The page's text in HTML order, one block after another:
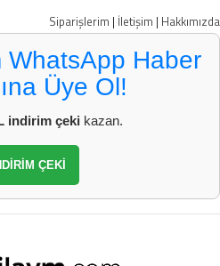
Siparişlerim | İletişim | Hakkımızda
WhatsApp Haber
Üye Ol!
indirim çeki kazan.
ÇEKİ